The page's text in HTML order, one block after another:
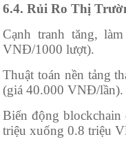
6.4. Rủi Ro Thị
Cạnh tranh tăng,
VNĐ/1000 lượt).
Thuật toán nền tảng
(giá 40.000 VNĐ/lần).
Biến động
triệu xuống 0.8 triệu